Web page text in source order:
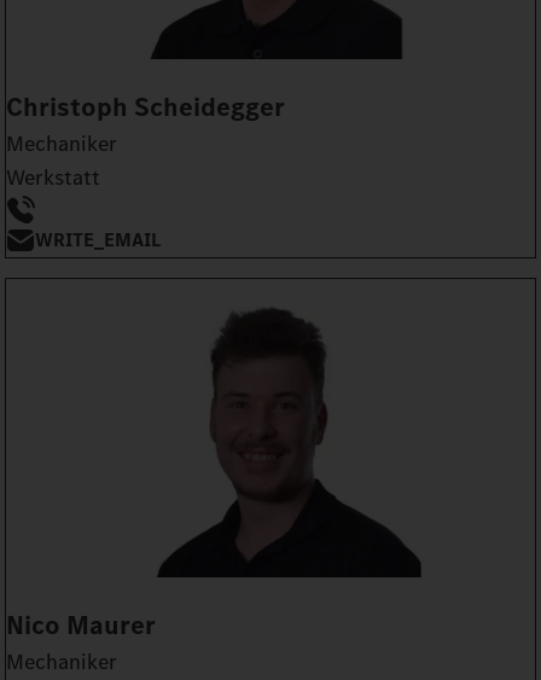
Christoph Scheidegger
Mechaniker
Werkstatt
WRITE_EMAIL
Nico Maurer
Mechaniker